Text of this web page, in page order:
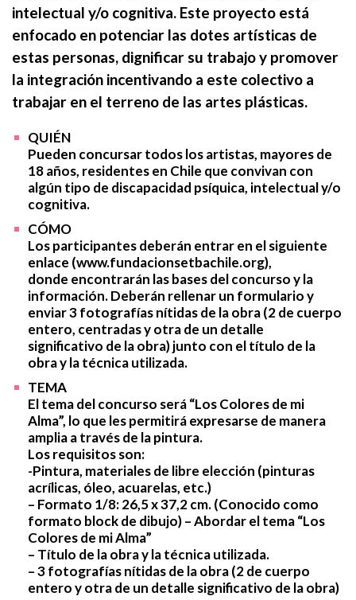
intelectual y/o cognitiva. Este proyecto está
enfocado en potenciar las dotes artísticas de
estas personas, dignificar su trabajo y promover
la integración incentivando a este colectivo a
trabajar en el terreno de las artes plásticas.
QUIÉN
Pueden concursar todos los artistas, mayores de
18 años, residentes en Chile que convivan con
algún tipo de discapacidad psíquica, intelectual y/o
cognitiva.
CÓMO
Los participantes deberán entrar en el siguiente
enlace (www.fundacionsetbachile.org),
donde encontrarán las bases del concurso y la
información. Deberán rellenar un formulario y
enviar 3 fotografías nítidas de la obra (2 de cuerpo
entero, centradas y otra de un detalle
significativo de la obra) junto con el título de la
obra y la técnica utilizada.
TEMA
El tema del concurso será “Los Colores de mi
Alma”, lo que les permitirá expresarse de manera
amplia a través de la pintura.
Los requisitos son:
-Pintura, materiales de libre elección (pinturas
acrílicas, óleo, acuarelas, etc.)
– Formato 1/8: 26,5 x 37,2 cm. (Conocido como
formato block de dibujo) – Abordar el tema “Los
Colores de mi Alma”
– Título de la obra y la técnica utilizada.
– 3 fotografías nítidas de la obra (2 de cuerpo
entero y otra de un detalle significativo de la obra)